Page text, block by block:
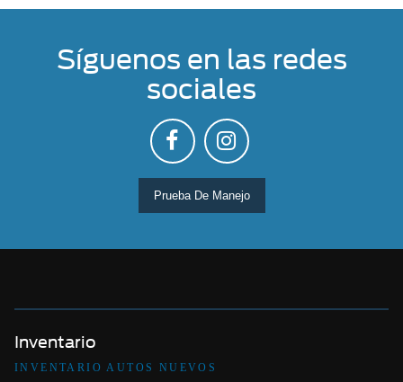
Síguenos en las redes
sociales
Prueba De Manejo
Inventario
INVENTARIO AUTOS NUEVOS